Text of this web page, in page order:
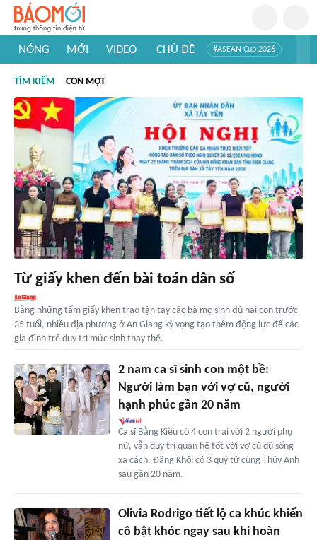
NÓNG MỚI VIDEO CHỦ ĐỀ #ASEAN Cup 2026
#Khám phá thế giới
TÌM KIẾM CON MỘT
Từ giấy khen đến bài toán dân số
Bằng những tấm giấy khen trao tận tay các bà mẹ sinh đủ hai con trước
35 tuổi, nhiều địa phương ở An Giang kỳ vọng tạo thêm động lực để các
gia đình trẻ duy trì mức sinh thay thế.
2 nam ca sĩ sinh con một bề:
Người làm bạn với vợ cũ, người
hạnh phúc gần 20 năm
Ca sĩ Bằng Kiều có 4 con trai với 2 người phụ
nữ, vẫn duy trì quan hệ tốt với vợ cũ dù sống
xa cách. Đăng Khôi có 3 quý tử cùng Thủy Anh
sau gần 20 năm.
Olivia Rodrigo tiết lộ ca khúc khiến
cô bật khóc ngay sau khi hoàn